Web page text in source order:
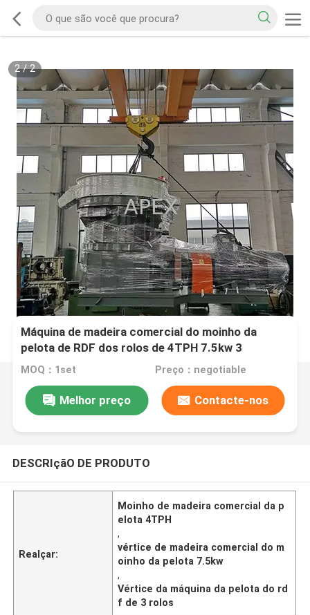
2/2
Máquina de madeira comercial do moinho da
pelota de RDF dos rolos de 4TPH 7.5kw 3
MOQ：1set Preço：negotiable
Melhor preço Contacte-nos
DESCRIçãO DE PRODUTO
Realçar:
Moinho de madeira comercial da p
elota 4TPH
,
vértice de madeira comercial do m
oinho da pelota 7.5kw
,
Vértice da máquina da pelota do rd
f de 3 rolos